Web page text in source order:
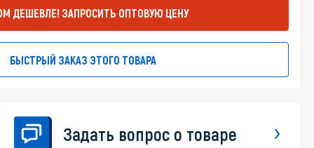
ДЕШЕВЛЕ! ЗАПРОСИТЬ ОПТОВУЮ ЦЕНУ
БЫСТРЫЙ ЗАКАЗ ЭТОГО ТОВАРА
Задать вопрос о товаре